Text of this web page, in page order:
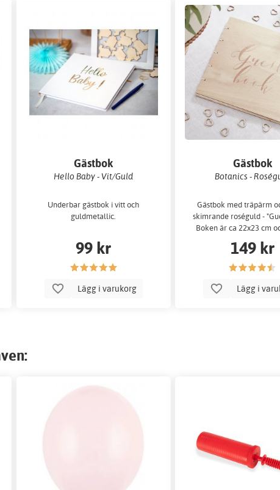
Gästbok
Hello Baby - Vit/Guld
Underbar gästbok i vitt och
guldmetallic.
99 kr
Lägg i varukorg
Gästbok
Botanics -
Gästbok med träpärm
skimrande roséguld -
Boken är ca 22x23 cm
av 32 stycken blanka
149 kr
Lägg i